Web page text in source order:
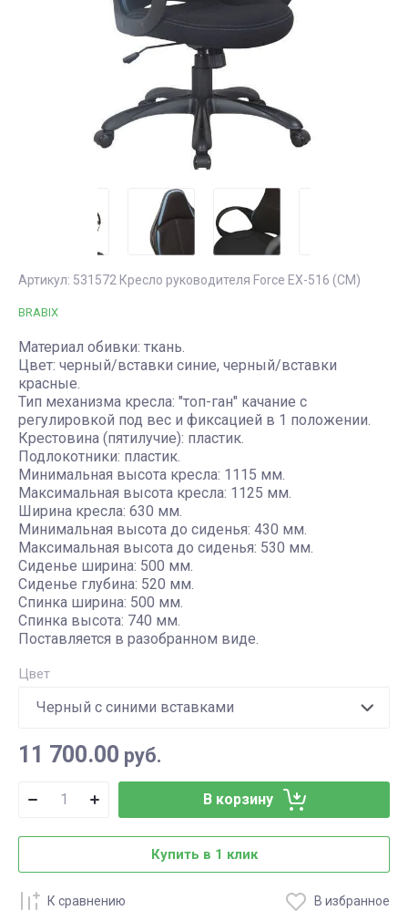
3-местные офисные
НАСТОЛЬНЫЕ
СВЕТИЛЬНИКИ
ДОСКИ для
презентаций
Табуреты для
работы
Пластиковая
балкона
KETER,
ЗОНА
Садовые
кашпо
Шезлонги
Садовые
скамейки
Артикул: 531572 Кресло руководителя Force EX-516 (СМ)
BRABIX
Материал обивки: ткань.
Цвет: черный/вставки синие, черный/вставки
красные.
Тип механизма кресла: "топ-ган" качание с
регулировкой под вес и фиксацией в 1 положении.
Крестовина (пятилучие): пластик.
Подлокотники: пластик.
Минимальная высота кресла: 1115 мм.
Максимальная высота кресла: 1125 мм.
Ширина кресла: 630 мм.
Минимальная высота до сиденья: 430 мм.
Максимальная высота до сиденья: 530 мм.
Сиденье ширина: 500 мм.
Сиденье глубина: 520 мм.
Спинка ширина: 500 мм.
Спинка высота: 740 мм.
Поставляется в разобранном виде.
Цвет
11 700.00 руб.
В корзину
Купить в 1 клик
К сравнению В избранное